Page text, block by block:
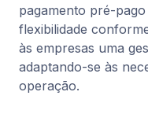
pagamento pré-
flexibilidade
às empresas uma
adaptando-se às
operação.